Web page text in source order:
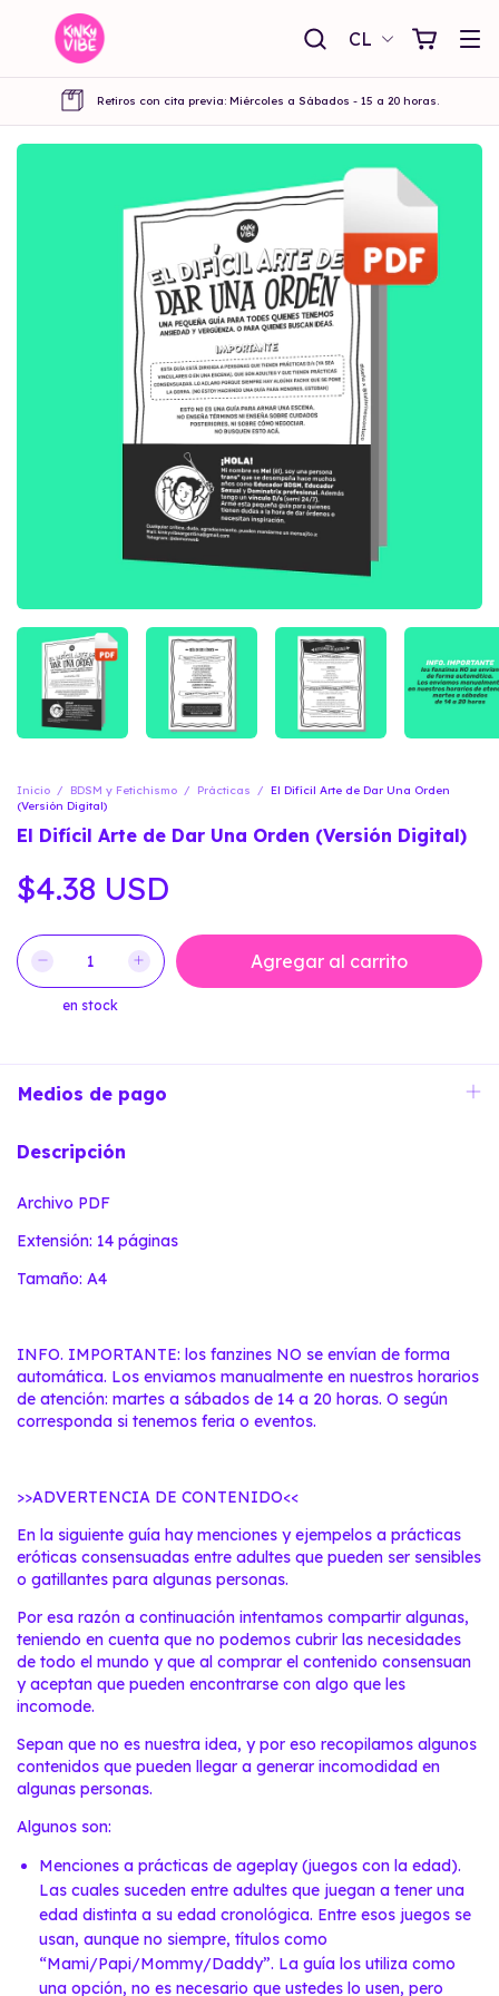
CL
Retiros con cita previa: Miércoles a Sábados - 15 a 20 horas.
Inicio / BDSM y Fetichismo / Prácticas / El Difícil Arte de Dar Una Orden
(Versión Digital)
El Difícil Arte de Dar Una Orden (Versión Digital)
$4.38 USD
en stock
Medios de pago
Descripción
Archivo PDF
Extensión: 14 páginas
Tamaño: A4
INFO. IMPORTANTE: los fanzines NO se envían de forma
automática. Los enviamos manualmente en nuestros horarios
de atención: martes a sábados de 14 a 20 horas. O según
corresponda si tenemos feria o eventos.
>>ADVERTENCIA DE CONTENIDO<<
En la siguiente guía hay menciones y ejempelos a prácticas
eróticas consensuadas entre adultes que pueden ser sensibles
o gatillantes para algunas personas.
Por esa razón a continuación intentamos compartir algunas,
teniendo en cuenta que no podemos cubrir las necesidades
de todo el mundo y que al comprar el contenido consensuan
y aceptan que pueden encontrarse con algo que les
incomode.
Sepan que no es nuestra idea, y por eso recopilamos algunos
contenidos que pueden llegar a generar incomodidad en
algunas personas.
Algunos son:
Menciones a prácticas de ageplay (juegos con la edad).
Las cuales suceden entre adultes que juegan a tener una
edad distinta a su edad cronológica. Entre esos juegos se
usan, aunque no siempre, títulos como
“Mami/Papi/Mommy/Daddy”. La guía los utiliza como
una opción, no es necesario que ustedes lo usen, pero